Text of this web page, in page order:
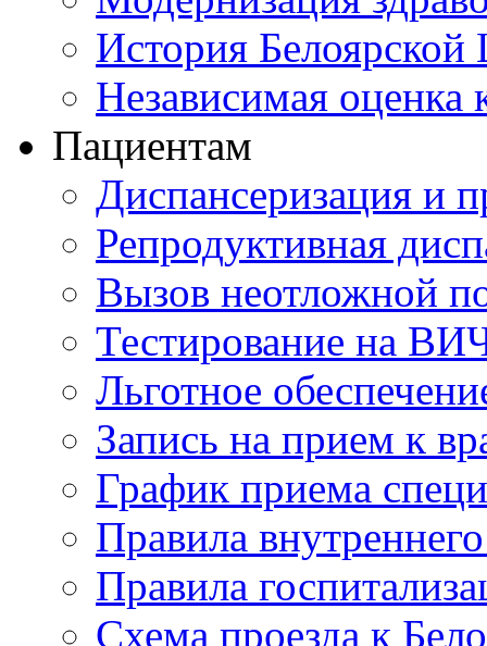
История
Независимая оценка
Пациентам
Диспансеризация и
Репродуктивная
Вызов неотложной
Тестирование на
Льготное
Запись на прием к
График приема
Правила
Правила
Схема проезда к